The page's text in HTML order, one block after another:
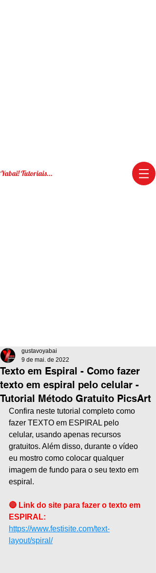
Yabai! Tutoriais...
Texto em Espiral - Como fazer
texto em espiral pelo celular -
Tutorial Método Gratuito PicsArt
gustavoyabai
9 de mai. de 2022
Confira neste tutorial completo como
fazer TEXTO em ESPIRAL pelo
celular, usando apenas recursos
gratuitos. Além disso, durante o vídeo
eu mostro como colocar qualquer
imagem de fundo para o seu texto em
espiral.
🔴 Link do site para fazer o texto em
ESPIRAL:
https://www.festisite.com/text-
layout/spiral/